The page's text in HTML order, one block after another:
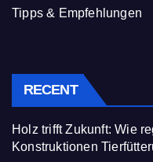
Tipps & Empfehlungen
RECENT
Holz trifft Zukunft: Wie
Konstruktionen